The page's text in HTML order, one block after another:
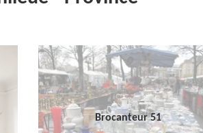
Brocanteur 51